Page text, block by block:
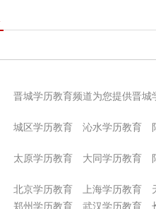
晋城学历教育频道为您提供晋城
城区学历教育 沁水学历教育
太原学历教育 大同学历教育
北京学历教育 上海学历教育
郑州学历教育
武汉学历教育